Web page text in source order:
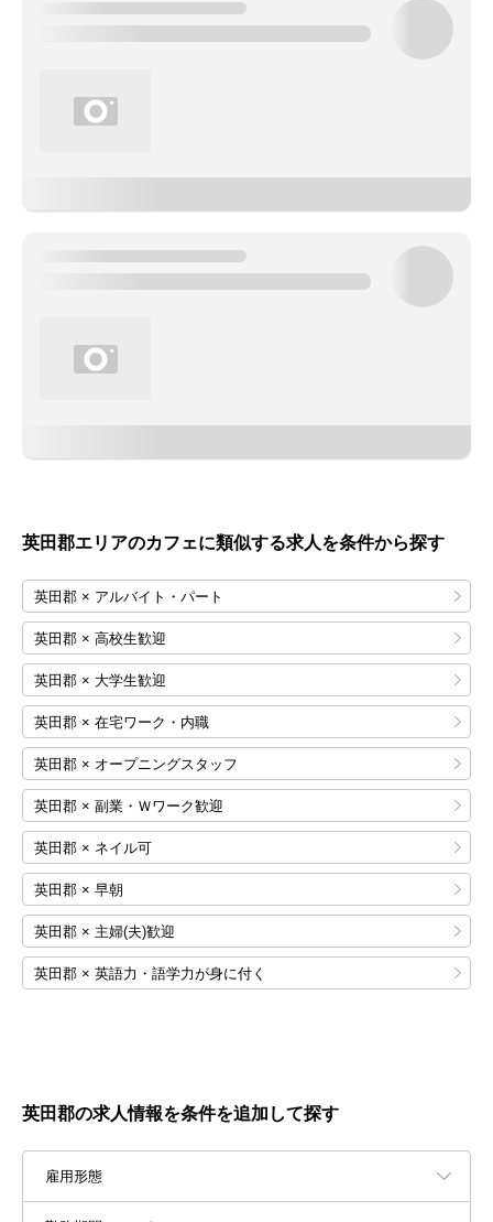
英田郡エリアのカフェに類似する求人を条件から探す
英田郡 × アルバイト・パート
英田郡 × 高校生歓迎
英田郡 × 大学生歓迎
英田郡 × 在宅ワーク・内職
英田郡 × オープニングスタッフ
英田郡 × 副業・Ｗワーク歓迎
英田郡 × ネイル可
英田郡 × 早朝
英田郡 × 主婦(夫)歓迎
英田郡 × 英語力・語学力が身に付く
英田郡の求人情報を条件を追加して探す
雇用形態